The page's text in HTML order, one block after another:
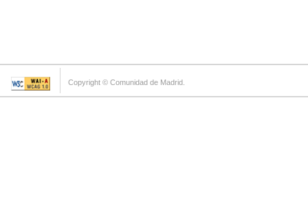
Copyright © Comunidad de Madrid.